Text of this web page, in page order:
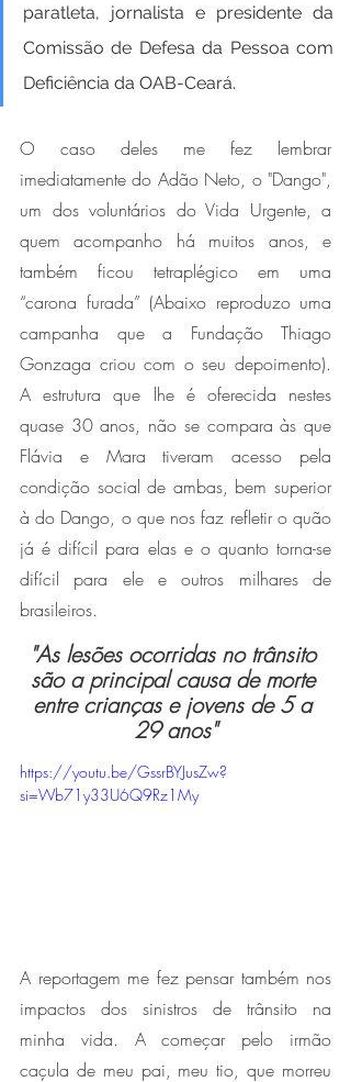
paratleta, jornalista e presidente da
Comissão de Defesa da Pessoa com
Deficiência da OAB-Ceará.
O caso deles me fez lembrar
imediatamente do Adão Neto, o "Dango",
um dos voluntários do Vida Urgente, a
quem acompanho há muitos anos, e
também ficou tetraplégico em uma
“carona furada” (Abaixo reproduzo uma
campanha que a Fundação Thiago
Gonzaga criou com o seu depoimento).
A estrutura que lhe é oferecida nestes
quase 30 anos, não se compara às que
Flávia e Mara tiveram acesso pela
condição social de ambas, bem superior
à do Dango, o que nos faz refletir o quão
já é difícil para elas e o quanto torna-se
difícil para ele e outros milhares de
brasileiros.
"As lesões ocorridas no trânsito
são a principal causa de morte
entre crianças e jovens de 5 a
29 anos"
https://youtu.be/GssrBYJusZw?
si=Wb71y33U6Q9Rz1My
A reportagem me fez pensar também nos
impactos dos sinistros de trânsito na
minha vida. A começar pelo irmão
caçula de meu pai, meu tio, que morreu